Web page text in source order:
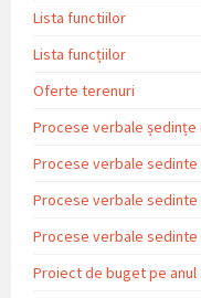
Lista functiilor
Lista funcțiilor
Oferte terenuri
Procese verbale ședințe
Procese verbale sedinte
Procese verbale sedinte
Procese verbale sedinte
Proiect de buget pe anul